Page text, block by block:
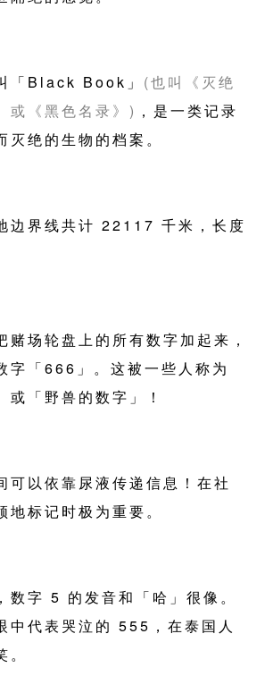
Black Book」 (也叫《灭绝
或《黑色名录》) ，是一类记录
灭绝的生物的档案。
界线共计 22117 千米，长度
场轮盘上的所有数字加起来，
字「666」。这被一些人称为
或「野兽的数字」！
以依靠尿液传递信息！在社
地标记时极为重要。
字 5 的发音和「哈」很像。
中代表哭泣的 555，在泰国人